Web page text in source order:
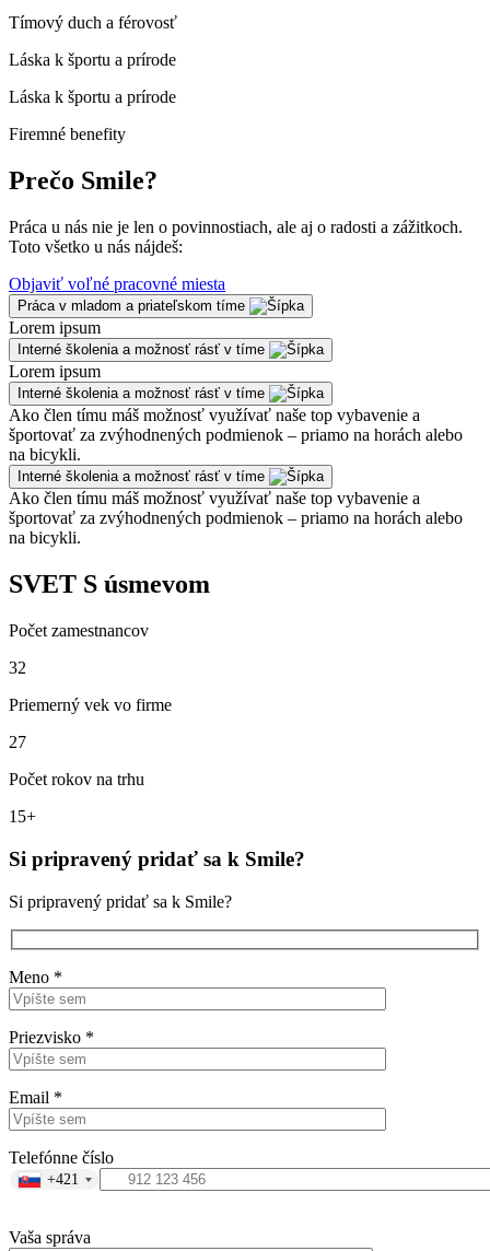
Tímový duch a férovosť
Láska k športu a prírode
Láska k športu a prírode
Firemné benefity
Prečo Smile?
Práca u nás nie je len o povinnostiach, ale aj o radosti a zážitkoch.
Toto všetko u nás nájdeš:
Objaviť voľné pracovné miesta
Práca v mladom a priateľskom tíme
Lorem ipsum
Interné školenia a možnosť rásť v tíme
Lorem ipsum
Interné školenia a možnosť rásť v tíme
Ako člen tímu máš možnosť využívať naše top vybavenie a
športovať za zvýhodnených podmienok – priamo na horách alebo
na bicykli.
Interné školenia a možnosť rásť v tíme
Ako člen tímu máš možnosť využívať naše top vybavenie a
športovať za zvýhodnených podmienok – priamo na horách alebo
na bicykli.
SVET S úsmevom
Počet zamestnancov
32
Priemerný vek vo firme
27
Počet rokov na trhu
15+
Si pripravený pridať sa k Smile?
Si pripravený pridať sa k Smile?
Meno *
Priezvisko *
Email *
Telefónne číslo
+421
Vaša správa